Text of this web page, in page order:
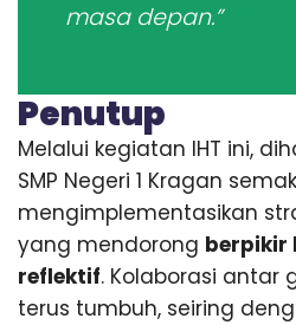
masa depan.”
Penutup
Melalui kegiatan IHT ini,
SMP Negeri 1 Kragan
mengimplementasikan
yang mendorong berpikir
reflektif. Kolaborasi antar
terus tumbuh, seiring